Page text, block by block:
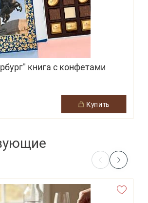
книга с конфетами
купить